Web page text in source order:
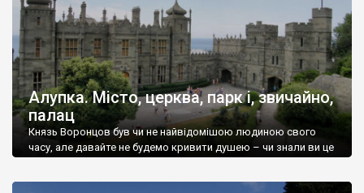
Алупка. Місто, церква, парк і, звичайно,
палац
Князь Воронцов був чи не найвідомішою людиною свого
часу, але давайте не будемо кривити душею – чи знали ви це